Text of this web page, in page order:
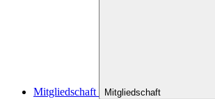
Mitgliedschaft Mitgliedschaft